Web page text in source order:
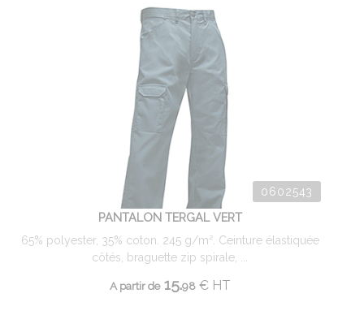
0602543
PANTALON TERGAL VERT
65% polyester, 35% coton. 245 g/m². Ceinture élastiquée
côtés, braguette zip spirale, ...
A partir de15.98 €HT